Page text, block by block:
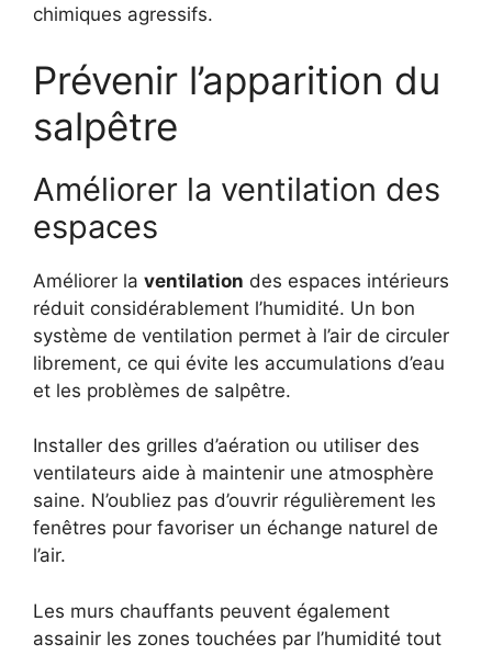
chimiques agressifs.
Prévenir l’apparition du
salpêtre
Améliorer la ventilation des
espaces
Améliorer la ventilation des espaces intérieurs
réduit considérablement l’humidité. Un bon
système de ventilation permet à l’air de circuler
librement, ce qui évite les accumulations d’eau
et les problèmes de salpêtre.
Installer des grilles d’aération ou utiliser des
ventilateurs aide à maintenir une atmosphère
saine. N’oubliez pas d’ouvrir régulièrement les
fenêtres pour favoriser un échange naturel de
l’air.
Les murs chauffants peuvent également
assainir les zones touchées par l’humidité tout